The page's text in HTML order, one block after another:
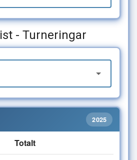
- Turneringar
2025
Totalt